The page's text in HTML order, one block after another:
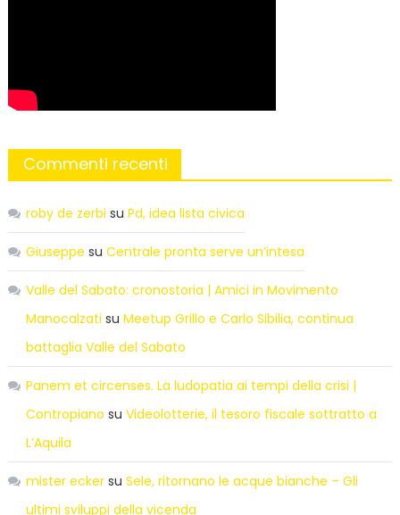
Commenti recenti
roby de zerbi su Pd, idea lista civica
Giuseppe su Centrale pronta serve un’intesa
Valle del Sabato: cronostoria | Amici in Movimento
Manocalzati su Meetup Grillo e Carlo Sibilia, continua
battaglia Valle del Sabato
Panem et circenses. La ludopatia ai tempi della crisi |
Contropiano su Videolotterie, il tesoro fiscale sottratto a
L’Aquila
mister eckersu Sele, ritornano le acque bianche – Gli
ultimi sviluppi della vicenda